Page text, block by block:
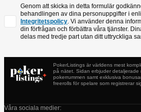
Genom att skicka in detta formulär
behandlingen av dina personuppgifter i
Integritetspolicy. Vi använder denna
din förfrågan och förbättra våra tjänster.
delas med tredje part utan ditt uttryckliga
PokerListings är världens mest
på nätet. Sidan erbjuder detaljerade
pokerrummen samt exklusiva
freerolls för spelare som registrerar
Våra sociala medier: